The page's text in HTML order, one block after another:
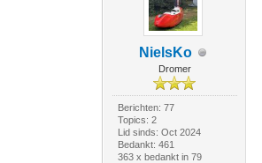
NielsKo
Dromer
Berichten: 77
Topics: 2
Lid sinds: Oct 2024
Bedankt: 461
363 x bedankt in 79